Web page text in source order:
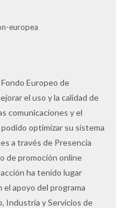
Europeo de
el uso y la calidad de
comunicaciones y el
podido optimizar su sistema
a través de Presencia
de promoción online
ha tenido lugar
apoyo del programa
Industria y Servicios de